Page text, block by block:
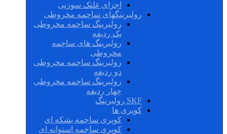
اجزای غلتک سوزنی
رولبرینگهای ساچمه مخروطی
رولبرینگ ساچمه مخروطی
یک ردیفه
رولبرینگ های ساچمه
مخروطی
رولبرینگ ساچمه مخروطی
دو ردیفه
رولبرینگ ساچمه مخروطی
چهار ردیفه
SKF رولبرینگ
کوپری ها
کوپری ساچمه بشکه ای
کوپری ساچمه استوانه ای